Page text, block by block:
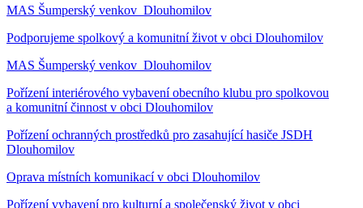
MAS Šumperský venkov_Dlouhomilov
Podporujeme spolkový a komunitní život v obci Dlouhomilov
MAS Šumperský venkov_Dlouhomilov
Pořízení interiérového vybavení obecního klubu pro spolkovou
a komunitní činnost v obci Dlouhomilov
Pořízení ochranných prostředků pro zasahující hasiče JSDH
Dlouhomilov
Oprava místních komunikací v obci Dlouhomilov
Pořízení vybavení pro kulturní a společenský život v obci